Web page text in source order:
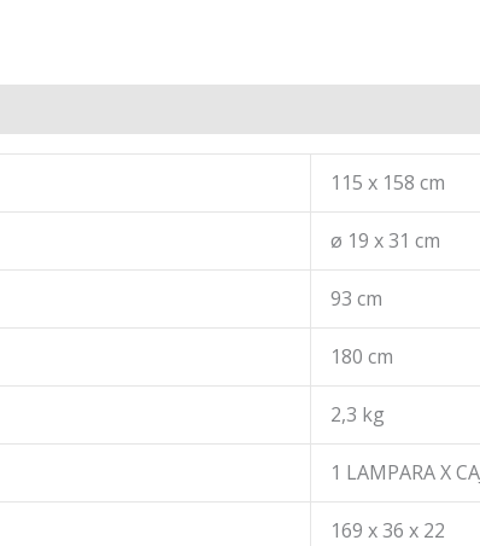
115 x 158 cm
ø 19 x 31 cm
93 cm
180 cm
2,3 kg
1 LAMPARA X
169 x 36 x 22